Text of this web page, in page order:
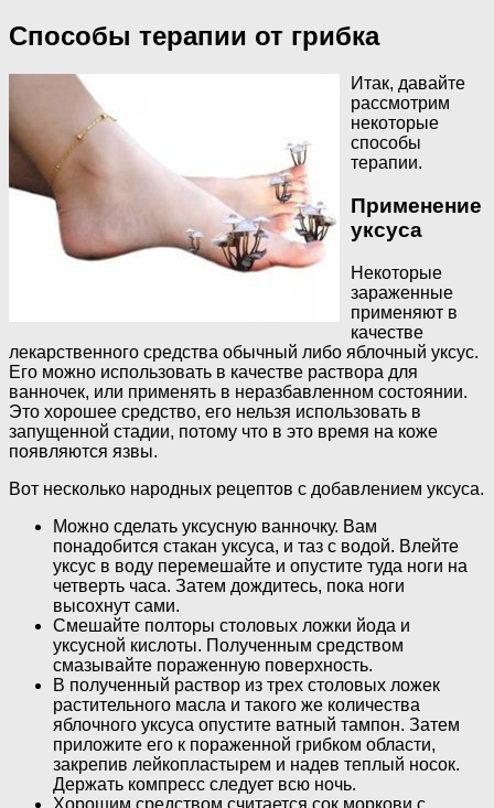
Способы терапии от грибка
Итак, давайте
рассмотрим
некоторые
способы
терапии.
Применение
уксуса
Некоторые
зараженные
применяют в
качестве
лекарственного средства обычный либо яблочный уксус.
Его можно использовать в качестве раствора для
ванночек, или применять в неразбавленном состоянии.
Это хорошее средство, его нельзя использовать в
запущенной стадии, потому что в это время на коже
появляются язвы.
Вот несколько народных рецептов с добавлением уксуса.
Можно сделать уксусную ванночку. Вам
понадобится стакан уксуса, и таз с водой. Влейте
уксус в воду перемешайте и опустите туда ноги на
четверть часа. Затем дождитесь, пока ноги
высохнут сами.
Смешайте полторы столовых ложки йода и
уксусной кислоты. Полученным средством
смазывайте пораженную поверхность.
В полученный раствор из трех столовых ложек
растительного масла и такого же количества
яблочного уксуса опустите ватный тампон. Затем
приложите его к пораженной грибком области,
закрепив лейкопластырем и надев теплый носок.
Держать компресс следует всю ночь.
Хорошим средством считается сок моркови с